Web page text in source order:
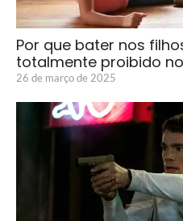
Por que bater nos
totalmente proibido
26 de março de 2025